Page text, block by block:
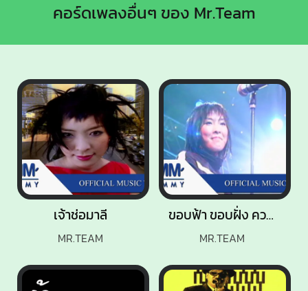
คอร์ดเพลงอื่นๆ ของ Mr.Team
เจ้าช่อมาลี
MR.TEAM
ขอบฟ้า ขอบฝั่ง ความหวัง แผ่นดิน
MR.TEAM